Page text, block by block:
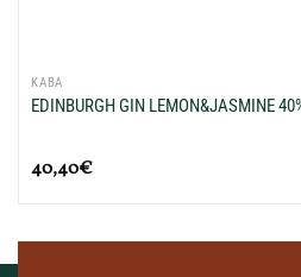
ΚΑΒΑ
EDINBURGH GIN LEMON&JASMINE
40,40€